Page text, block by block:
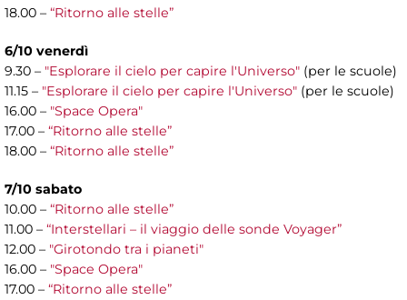
18.00 – “Ritorno alle stelle”
6/10 venerdì
9.30 – "Esplorare il cielo per capire l'Universo" (per le scuole)
11.15 – "Esplorare il cielo per capire l'Universo" (per le scuole)
16.00 – "Space Opera"
17.00 – “Ritorno alle stelle”
18.00 – “Ritorno alle stelle”
7/10 sabato
10.00 – “Ritorno alle stelle”
11.00 – “Interstellari – il viaggio delle sonde Voyager”
12.00 – "Girotondo tra i pianeti"
16.00 – "Space Opera"
17.00 – “Ritorno alle stelle”